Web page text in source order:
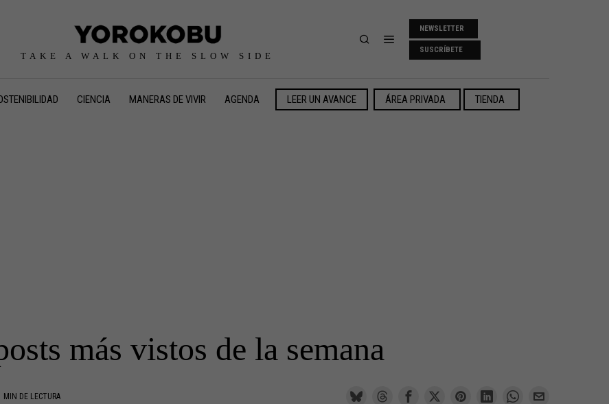
TAKE A WALK ON THE SLOW SIDE
NEWSLETTER
SUSCRÍBETE
CIENCIA MANERAS DE VIVIR AGENDA LEER UN AVANCE ÁREA PRIVADA TIENDA
más vistos de la semana
MIN DE LECTURA